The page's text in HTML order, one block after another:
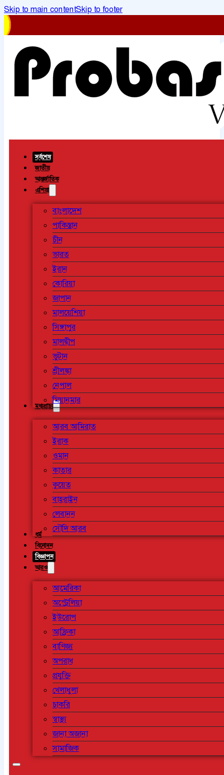
Skip to main contentSkip to footer
সর্বশেষ
জাতীয়
আন্তর্জাতিক
এশিয়া
বাংলাদেশ
পাকিস্তান
চীন
ভারত
ইরান
কোরিয়া
জাপান
মালয়েশিয়া
সিঙ্গাপুর
মালদ্বীপ
ভুটান
শ্রীলঙ্কা
নেপাল
মিয়ানমার
মধ্যপ্রাচ্য
আরব আমিরাত
ইরাক
ওমান
কাতার
কুয়েত
বাহরাইন
লেবানন
সৌদি আরব
ধর্ম
বিনোদন
বিজ্ঞাপন
আরও
আমেরিকা
অস্ট্রেলিয়া
ইউরোপ
আফ্রিকা
বাণিজ্য
অপরাধ
প্রযুক্তি
খেলাধুলা
চাকরি
স্বাস্থ্য
জানা অজানা
সামাজিক